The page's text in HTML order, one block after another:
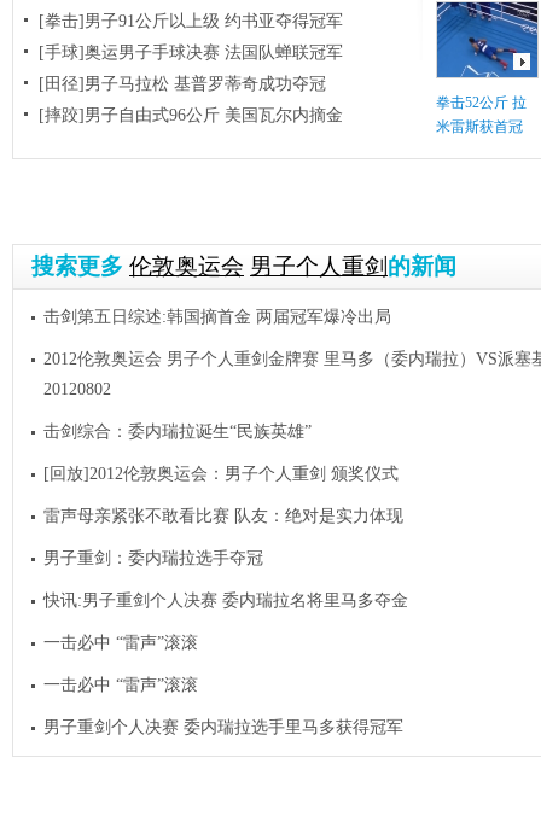
[拳击]男子91公斤以上级 约书亚夺得冠军
[手球]奥运男子手球决赛 法国队蝉联冠军
[田径]男子马拉松 基普罗蒂奇成功夺冠
[摔跤]男子自由式96公斤 美国瓦尔内摘金
拳击52公斤 拉
米雷斯获首冠
搜索更多 伦敦奥运会 男子个人重剑 的新闻
击剑第五日综述:韩国摘首金 两届冠军爆冷出局
2012伦敦奥运会 男子个人重剑金牌赛 里马多（委内瑞拉）VS派塞
20120802
击剑综合：委内瑞拉诞生“民族英雄”
[回放]2012伦敦奥运会：男子个人重剑 颁奖仪式
雷声母亲紧张不敢看比赛 队友：绝对是实力体现
男子重剑：委内瑞拉选手夺冠
快讯:男子重剑个人决赛 委内瑞拉名将里马多夺金
一击必中 “雷声”滚滚
一击必中 “雷声”滚滚
男子重剑个人决赛 委内瑞拉选手里马多获得冠军